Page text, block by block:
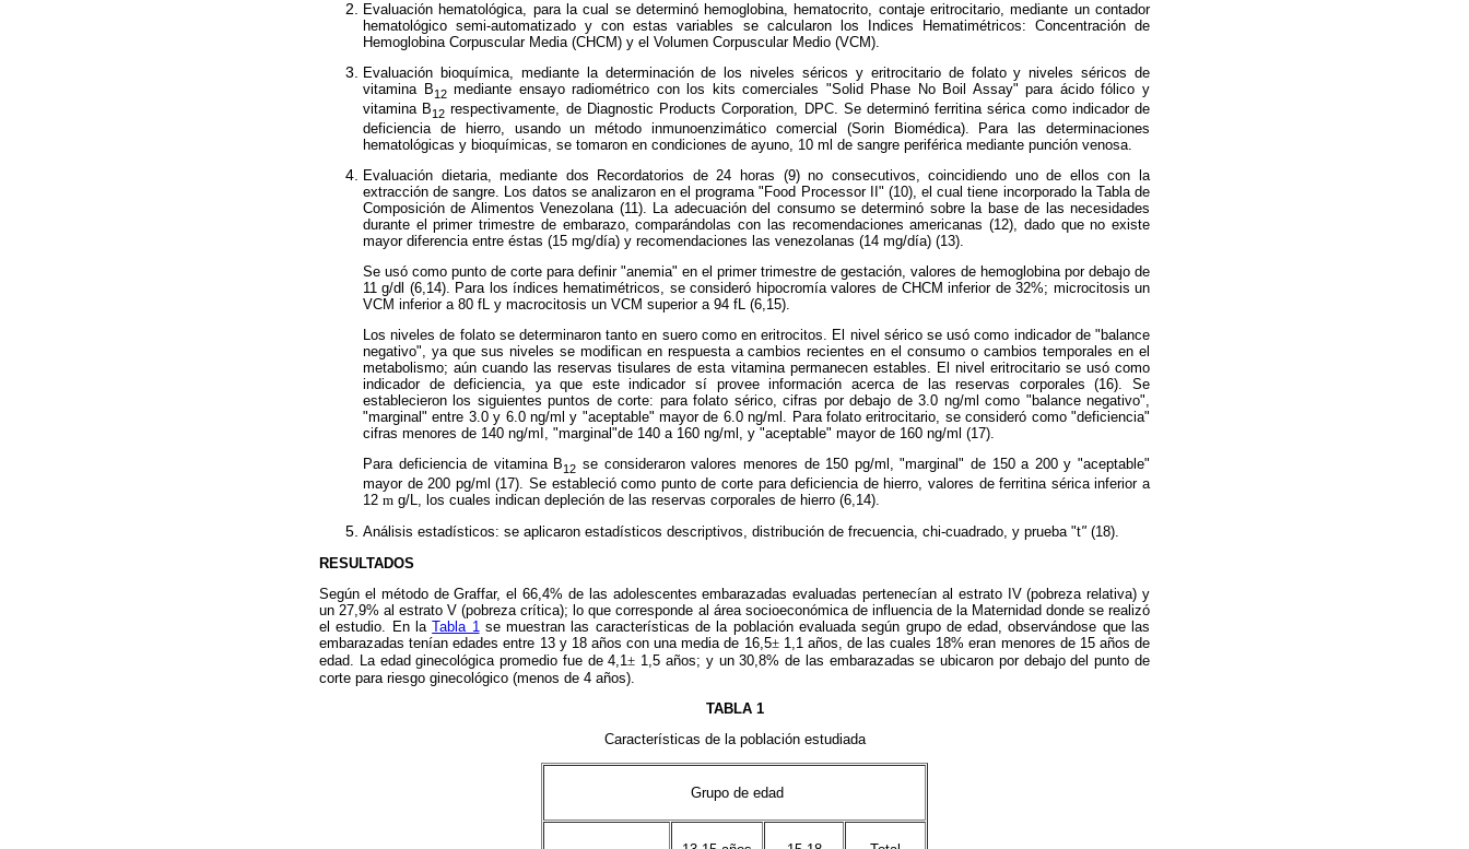
Evaluación hematológica, para la cual se determinó hemoglobina, hematocrito, contaje eritrocitario, mediante un contador
hematológico semi-automatizado y con estas variables se calcularon los Indices Hematimétricos: Concentración de
Hemoglobina Corpuscular Media (CHCM) y el Volumen Corpuscular Medio (VCM).
Evaluación bioquímica, mediante la determinación de los niveles séricos y eritrocitario de folato y niveles séricos de
vitamina B12mediante ensayo radiométrico con los kits comerciales "Solid Phase No Boil Assay" para ácido fólico y
vitamina B12 respectivamente, de Diagnostic Products Corporation, DPC. Se determinó ferritina sérica como indicador de
deficiencia de hierro, usando un método inmunoenzimático comercial (Sorin Biomédica). Para las determinaciones
hematológicas y bioquímicas, se tomaron en condiciones de ayuno, 10 ml de sangre periférica mediante punción venosa.
Evaluación dietaria, mediante dos Recordatorios de 24 horas (9) no consecutivos, coincidiendo uno de ellos con la
extracción de sangre. Los datos se analizaron en el programa "Food Processor II" (10), el cual tiene incorporado la Tabla de
Composición de Alimentos Venezolana (11). La adecuación del consumo se determinó sobre la base de las necesidades
durante el primer trimestre de embarazo, comparándolas con las recomendaciones americanas (12),
dado que no existe
mayor diferencia entre éstas (15 mg/día) y recomendaciones las venezolanas (14 mg/día) (13).
Se usó como punto de corte para definir "anemia" en el primer trimestre de gestación, valores de hemoglobina por debajo de
11 g/dl (6,14). Para los índices hematimétricos, se consideró hipocromía valores de CHCM inferior de 32%; microcitosis un
VCM inferior a 80 fL y macrocitosis un VCM superior a 94 fL (6,15).
Los niveles de folato se determinaron tanto en suero como en eritrocitos. El nivel sérico se usó como indicador de "balance
negativo", ya que sus niveles se modifican en respuesta a cambios recientes en el consumo o cambios temporales en el
metabolismo; aún cuando las reservas tisulares de esta vitamina permanecen estables. El nivel eritrocitario se usó como
indicador de deficiencia, ya que este indicador sí provee información acerca de las reservas corporales (16). Se
establecieron los siguientes puntos de corte: para folato sérico, cifras por debajo de 3.0 ng/ml como "balance negativo",
"marginal" entre 3.0 y 6.0 ng/ml y "aceptable" mayor de 6.0 ng/ml. Para folato eritrocitario, se consideró como "deficiencia"
cifras menores de 140 ng/mI, "marginal"de 140 a 160 ng/ml, y "aceptable" mayor de 160 ng/ml (17).
Para deficiencia de vitamina B12 se consideraron valores menores de 150 pg/ml, "marginal" de 150 a 200 y "aceptable"
mayor de 200 pg/ml (17). Se estableció como punto de corte para deficiencia de hierro, valores de ferritina sérica inferior a
12 m g/L, los cuales indican depleción de las reservas corporales de hierro (6,14).
Análisis estadísticos: se aplicaron estadísticos descriptivos, distribución de frecuencia, chi-cuadrado, y prueba "t" (18).
RESULTADOS
Según el método de Graffar, el 66,4% de las adolescentes embarazadas evaluadas pertenecían al estrato IV (pobreza relativa) y
un 27,9% al estrato V (pobreza crítica); lo que corresponde al área socioeconómica de influencia de la Maternidad donde se realizó
el estudio. En laTabla 1se muestran las características de la población evaluada según grupo de edad, observándose que las
embarazadas tenían edades entre 13 y 18 años con una media de 16,5±1,1 años, de las cuales 18% eran menores de 15 años de
edad. La edad ginecológica promedio fue de 4,1± 1,5 años; y un 30,8% de las embarazadas se ubicaron por debajo del punto de
corte para riesgo ginecológico (menos de 4 años).
TABLA 1
Características de la población estudiada
Grupo de edad